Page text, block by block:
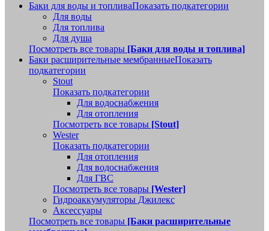
Баки для воды и топливаПоказать подкатегории
Для воды
Для топлива
Для душа
Посмотреть все товары [Баки для воды и топлива]
Баки расширительные мембранныеПоказать
подкатегории
Stout
Показать подкатегории
Для водоснабжения
Для отопления
Посмотреть все товары [Stout]
Wester
Показать подкатегории
Для отопления
Для водоснабжения
Для ГВС
Посмотреть все товары [Wester]
Гидроаккумуляторы Джилекс
Аксессуары
Посмотреть все товары [Баки расширительные